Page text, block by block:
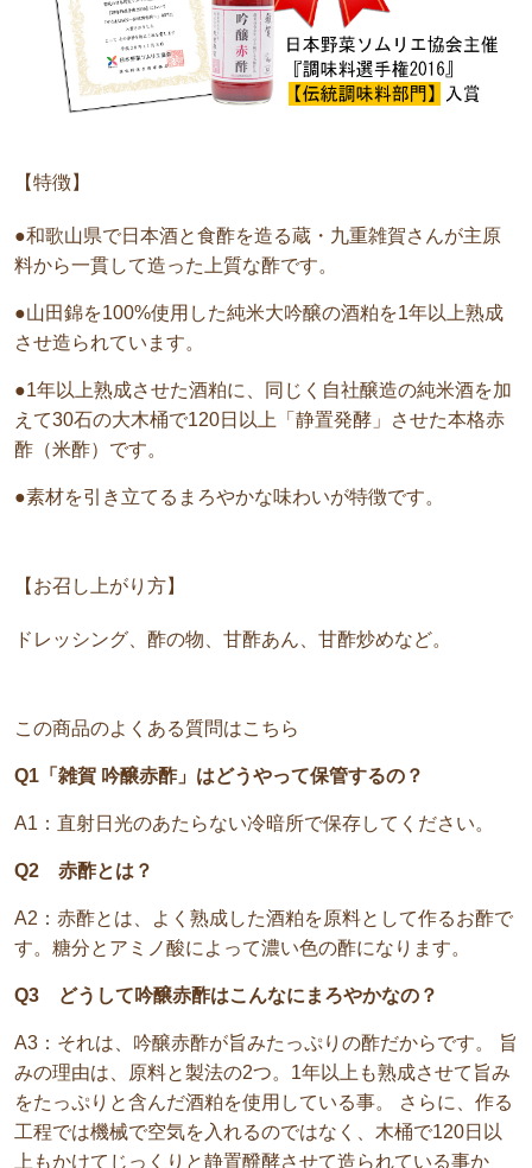
【特徴】
●和歌山県で日本酒と食酢を造る蔵・九重雑賀さんが主原
料から一貫して造った上質な酢です。
●山田錦を100%使用した純米大吟醸の酒粕を1年以上熟成
させ造られています。
●1年以上熟成させた酒粕に、同じく自社醸造の純米酒を加
えて30石の大木桶で120日以上「静置発酵」させた本格赤
酢（米酢）です。
●素材を引き立てるまろやかな味わいが特徴です。
【お召し上がり方】
ドレッシング、酢の物、甘酢あん、甘酢炒めなど。
この商品のよくある質問はこちら
Q1「雑賀 吟醸赤酢」はどうやって保管するの？
A1：直射日光のあたらない冷暗所で保存してください。
Q2 赤酢とは？
A2：赤酢とは、よく熟成した酒粕を原料として作るお酢で
す。糖分とアミノ酸によって濃い色の酢になります。
Q3 どうして吟醸赤酢はこんなにまろやかなの？
A3：それは、吟醸赤酢が旨みたっぷりの酢だからです。 旨
みの理由は、原料と製法の2つ。1年以上も熟成させて旨み
をたっぷりと含んだ酒粕を使用している事。 さらに、作る
工程では機械で空気を入れるのではなく、木桶で120日以
上もかけてじっくりと静置醗酵させて造られている事か